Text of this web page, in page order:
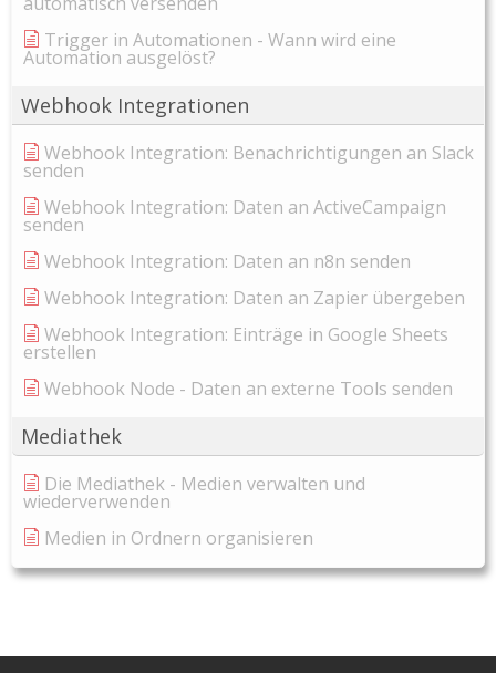
Trigger in Automationen - Wann wird eine
Automation ausgelöst?
Webhook Integrationen
Webhook Integration: Benachrichtigungen an Slack
senden
Webhook Integration: Daten an ActiveCampaign
senden
Webhook Integration: Daten an n8n senden
Webhook Integration: Daten an Zapier übergeben
Webhook Integration: Einträge in Google Sheets
erstellen
Webhook Node - Daten an externe Tools senden
Mediathek
Die Mediathek - Medien verwalten und
wiederverwenden
Medien in Ordnern organisieren